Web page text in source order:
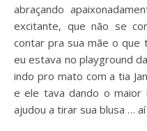
abraçando
excitante, que não se
contar pra sua mãe o que
eu estava no playground
indo pro mato com a tia
e ele tava dando o maior
ajudou a tirar sua blusa …